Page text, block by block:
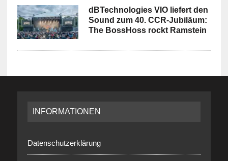
dBTechnologies VIO liefert den
Sound zum 40. CCR-Jubiläum:
The BossHoss rockt Ramstein
INFORMATIONEN
Datenschutzerklärung